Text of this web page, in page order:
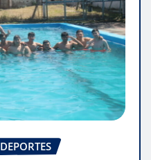
DEPORTES